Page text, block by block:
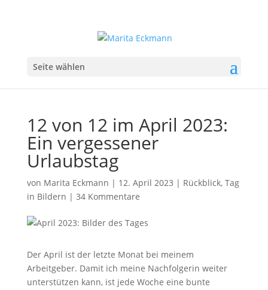
Seite wählen
12 von 12 im April 2023:
Ein vergessener
Urlaubstag
von Marita Eckmann | 12. April 2023 | Rückblick, Tag
in Bildern | 34 Kommentare
Der April ist der letzte Monat bei meinem
Arbeitgeber. Damit ich meine Nachfolgerin weiter
unterstützen kann, ist jede Woche eine bunte